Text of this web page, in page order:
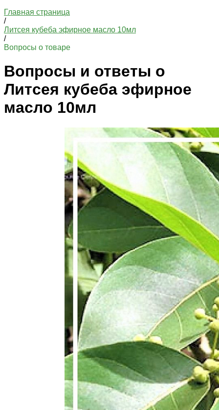
Главная страница
/
Литсея кубеба эфирное масло 10мл
/
Вопросы о товаре
Вопросы и ответы о
Литсея кубеба эфирное
масло 10мл